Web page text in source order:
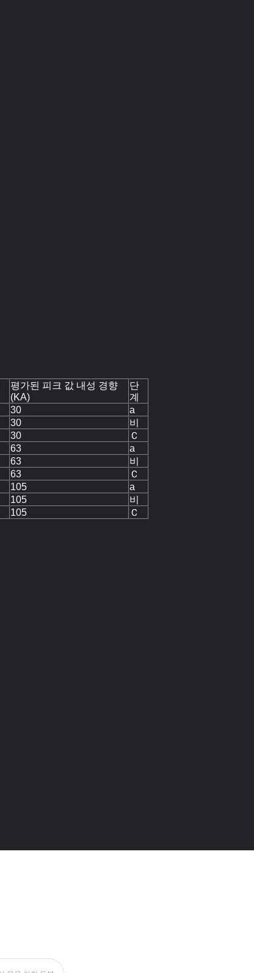
평가된 피크 값 내성 경향
(KA)
단
계
30
a
30
비
30
Ｃ
63
a
63
비
63
Ｃ
105
a
105
비
105 Ｃ